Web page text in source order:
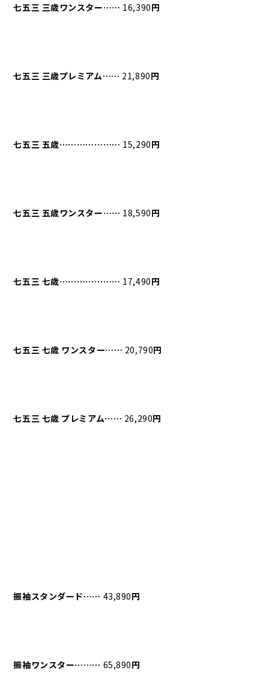
七五三 三歳ワンスター⋯⋯ 16,390円
七五三 三歳プレミアム⋯⋯ 21,890円
七五三 五歳⋯⋯⋯⋯⋯⋯⋯ 15,290円
七五三 五歳ワンスター⋯⋯ 18,590円
七五三 七歳⋯⋯⋯⋯⋯⋯⋯ 17,490円
七五三 七歳 ワンスター⋯⋯ 20,790円
七五三 七歳 プレミアム⋯⋯ 26,290円
振袖スタンダード⋯⋯ 43,890円
振袖ワンスター⋯⋯⋯ 65,890円